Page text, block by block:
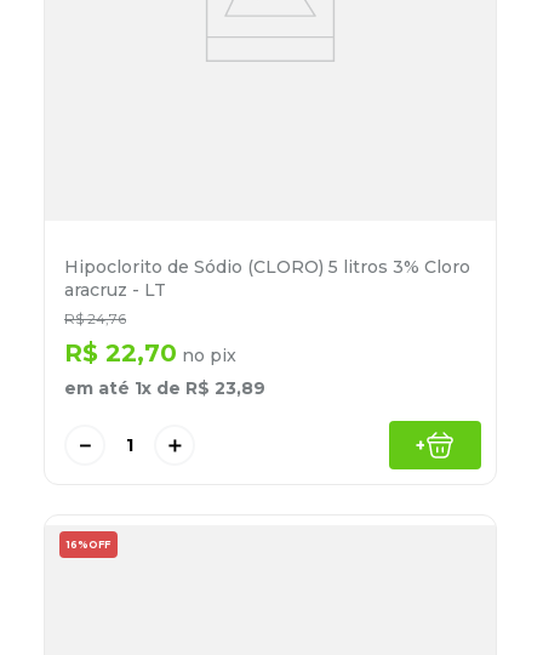
Hipoclorito de Sódio (CLORO) 5 litros 3% Cloro
aracruz - LT
R$ 24,76
R$ 22,70 no pix
em até 1x de R$ 23,89
＋
－ +
16% OFF